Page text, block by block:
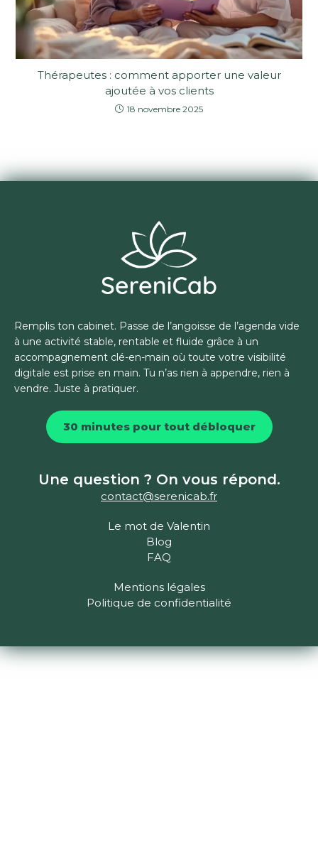
Thérapeutes : comment apporter une valeur
ajoutée à vos clients
18 novembre 2025
Remplis ton cabinet. Passe de l’angoisse de l’agenda vide
à une activité stable, rentable et fluide grâce à un
accompagnement clé-en-main où toute votre visibilité
digitale est prise en main. Tu n’as rien à appendre, rien à
vendre. Juste à pratiquer.
30 minutes pour tout débloquer
Une question ? On vous répond.
contact@serenicab.fr
Le mot de Valentin
Blog
FAQ
Mentions légales
Politique de confidentialité